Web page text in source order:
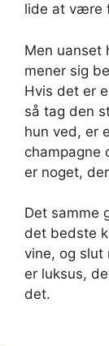
lide at være
Men uanset
mener sig
Hvis det er
så tag den
hun ved, er
champagne
er noget,
Det samme
det bedste
vine, og slut
er luksus,
det.